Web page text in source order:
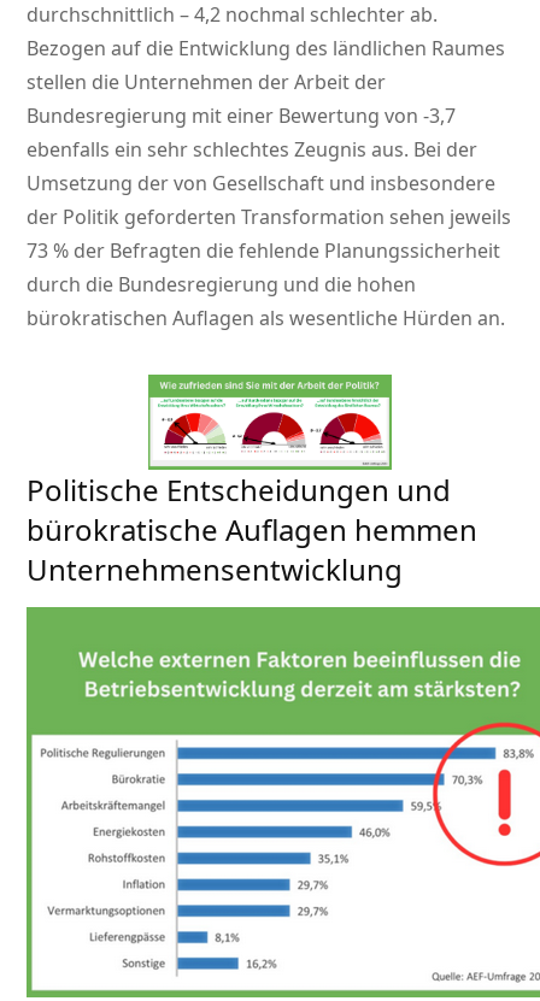
durchschnittlich – 4,2 nochmal schlechter ab.
Bezogen auf die Entwicklung des ländlichen Raumes
stellen die Unternehmen der Arbeit der
Bundesregierung mit einer Bewertung von -3,7
ebenfalls ein sehr schlechtes Zeugnis aus. Bei der
Umsetzung der von Gesellschaft und insbesondere
der Politik geforderten Transformation sehen jeweils
73 % der Befragten die fehlende Planungssicherheit
durch die Bundesregierung und die hohen
bürokratischen Auflagen als wesentliche Hürden an.
Politische Entscheidungen und
bürokratische Auflagen hemmen
Unternehmensentwicklung